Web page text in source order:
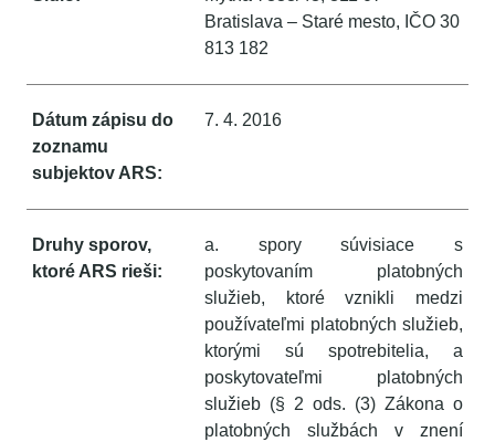
Bratislava – Staré mesto, IČO 30
813 182
Dátum zápisu do
zoznamu
subjektov ARS:
7. 4. 2016
Druhy sporov,
ktoré ARS rieši:
a. spory súvisiace s
poskytovaním platobných
služieb, ktoré vznikli medzi
používateľmi platobných služieb,
ktorými sú spotrebitelia, a
poskytovateľmi platobných
služieb (§ 2 ods. (3) Zákona o
platobných službách v znení